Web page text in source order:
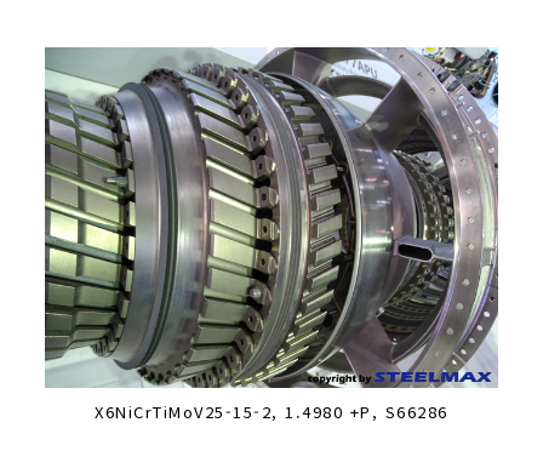
X6NiCrTiMoV25-15-2, 1.4980 +P, S66286